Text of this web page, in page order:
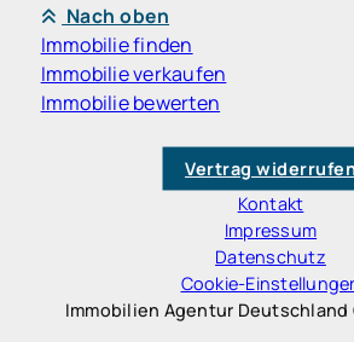
Nach oben
Immobilie finden
Immobilie verkaufen
Immobilie bewerten
Vertrag
Kontakt
Impressum
Datenschutz
Cookie-
Immobilien Agentur Deutschland